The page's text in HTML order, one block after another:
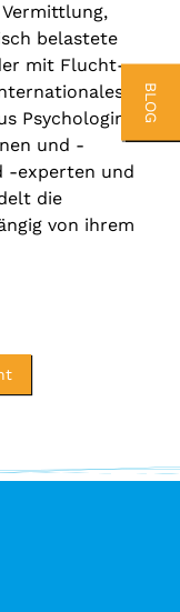
BLOG
belastete
mit Flucht-
und
Psychologinnen
und -
-experten und
die
von ihrem